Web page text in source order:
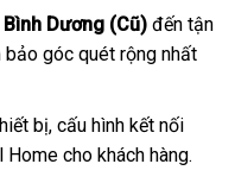
Dương (Cũ)đến tận
góc quét rộng nhất
bị, cấu hình kết nối
cho khách hàng.